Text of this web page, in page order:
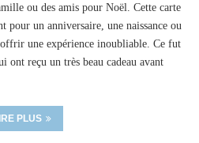
ou des amis pour Noël. Cette carte
pour un anniversaire, une naissance ou
une expérience inoubliable. Ce fut
ont reçu un très beau cadeau avant
PLUS